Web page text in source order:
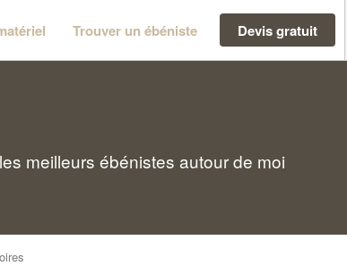
Trouver un ébéniste Devis gratuit
meilleurs ébénistes autour de moi